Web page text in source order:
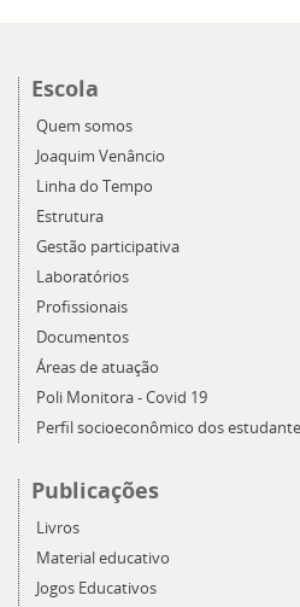
Escola
Quem somos
Joaquim Venâncio
Linha do Tempo
Estrutura
Gestão participativa
Laboratórios
Profissionais
Documentos
Áreas de atuação
Poli Monitora - Covid 19
Perfil socioeconômico dos
Publicações
Livros
Material educativo
Jogos Educativos